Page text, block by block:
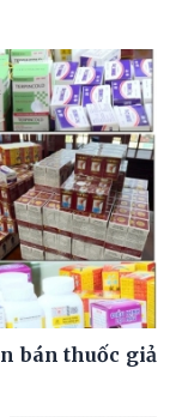
bán thuốc giả